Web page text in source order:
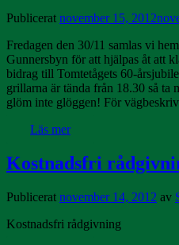
Publicerat november 15, 2012
Fredagen den 30/11 samlas vi
Gunnersbyn för att hjälpas åt att
bidrag till Tomtetågets 60-
grillarna är tända från 18.30 så ta
glöm inte glöggen! För
Läs mer
Kostnadsfri
Publicerat november 14, 2012 av
Kostnadsfri rådgivning